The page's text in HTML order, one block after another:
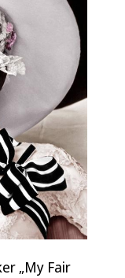
„My Fair